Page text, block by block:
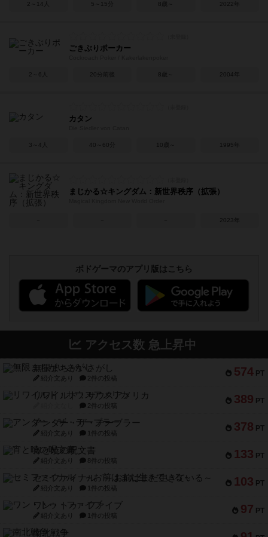
2～14人 5～15分 8歳～ 2022年
ごきぶりポーカー
2～6人 20分前後 8歳～ 2004年
カタン
3～4人 40～60分 10歳～ 1995年
まじかる☆キングダム：新世界秩序（拡張）
2023年
ボドゲーマのアプリ版はこちら
アクセス数 急上昇中
574 PT
無限まちがいさがし
紹介文あり 2件の投稿
389 PT
リワイルド：サウスアメリカ
2件の投稿
378 PT
アンダー・ザ・テーブラー
紹介文あり 1件の投稿
133 PT
宵と暁の呪文書
紹介文あり 8件の投稿
103 PT
セミファイナル ～お前はまだ生きている～
紹介文あり 1件の投稿
97 PT
ワン・トゥ・ファイブ
紹介文あり 1件の投稿
南北戦争